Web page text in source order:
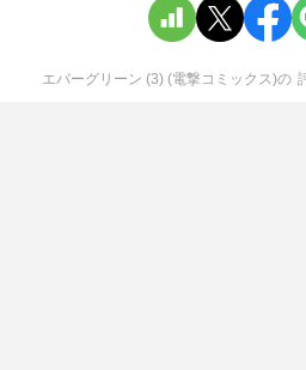
エバーグリーン (3) (電撃コミックス)の